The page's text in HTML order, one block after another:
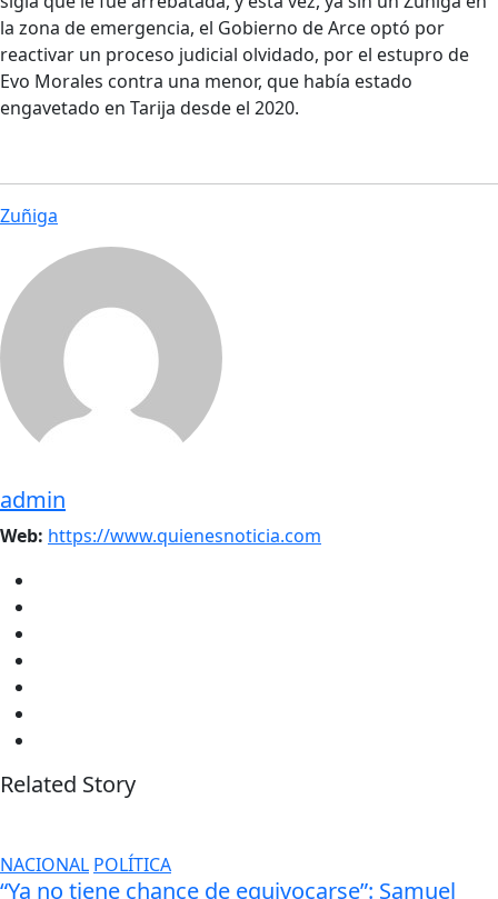
la zona de emergencia, el Gobierno de Arce optó por
reactivar un proceso judicial olvidado, por el estupro de
Evo Morales contra una menor, que había estado
engavetado en Tarija desde el 2020.
Zuñiga
admin
Web: https://www.quienesnoticia.com
Related Story
NACIONAL POLÍTICA
“Ya no tiene chance de equivocarse”: Samuel